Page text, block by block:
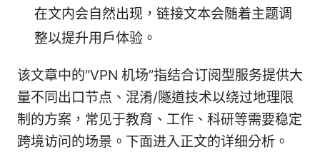
在文内会自然出现，链接文本会随着主题调
整以提升用户体验。
该文章中的“VPN 机场”指结合订阅型服务提供大
量不同出口节点、混淆/隧道技术以绕过地理限
制的方案，常见于教育、工作、科研等需要稳定
跨境访问的场景。下面进入正文的详细分析。